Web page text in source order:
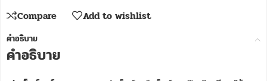
Compare
Add to wishlist
คำอธิบาย
คำอธิบาย